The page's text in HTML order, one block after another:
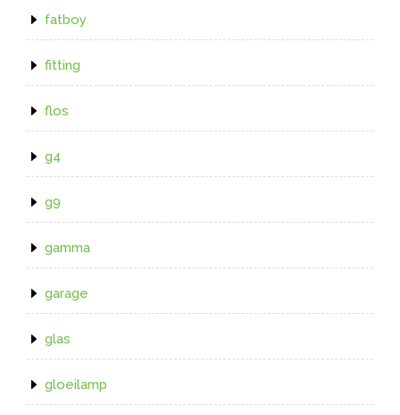
fatboy
fitting
flos
g4
g9
gamma
garage
glas
gloeilamp